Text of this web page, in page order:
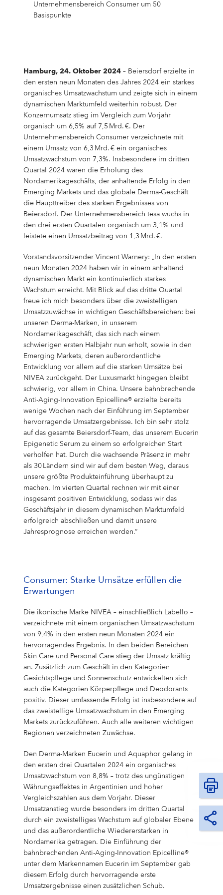
NIVEA Ball
Unternehmensbereich Consumer um 50
Basispunkte
Hamburg, 24. Oktober 2024– Beiersdorf erzielte in
den ersten neun Monaten des Jahres 2024 ein starkes
organisches Umsatzwachstum und zeigte sich in einem
dynamischen Marktumfeld weiterhin robust. Der
Konzernumsatz stieg im Vergleich zum Vorjahr
organisch um 6,5% auf 7,5 Mrd. €. Der
Unternehmensbereich Consumer verzeichnete mit
einem Umsatz von 6,3 Mrd. € ein organisches
Umsatzwachstum von 7,3%. Insbesondere im dritten
Quartal 2024 waren die Erholung des
Nordamerikageschäfts, der anhaltende Erfolg in den
Emerging Markets und das globale Derma-Geschäft
die Haupttreiber des starken Ergebnisses von
Beiersdorf. Der Unternehmensbereich tesa wuchs in
den drei ersten Quartalen organisch um 3,1% und
leistete einen Umsatzbeitrag von 1,3 Mrd. €.
Vorstandsvorsitzender Vincent Warnery: „In den ersten
neun Monaten 2024 haben wir in einem anhaltend
dynamischen Markt ein kontinuierlich starkes
Wachstum erreicht. Mit Blick auf das dritte Quartal
freue ich mich besonders über die zweistelligen
Umsatzzuwächse in wichtigen Geschäftsbereichen: bei
unseren Derma-Marken, in unserem
Nordamerikageschäft, das sich nach einem
schwierigen ersten Halbjahr nun erholt, sowie in den
Emerging Markets, deren außerordentliche
Entwicklung vor allem auf die starken Umsätze bei
NIVEA zurückgeht. Der Luxusmarkt hingegen bleibt
schwierig, vor allem in China. Unsere bahnbrechende
Anti-Aging-Innovation Epicelline® erzielte bereits
wenige Wochen nach der Einführung im September
hervorragende Umsatzergebnisse. Ich bin sehr stolz
auf das gesamte Beiersdorf-Team, das unserem Eucerin
Epigenetic Serum zu einem so erfolgreichen Start
verholfen hat. Durch die wachsende Präsenz in mehr
als 30 Ländern sind wir auf dem besten Weg, daraus
unsere größte Produkteinführung überhaupt zu
machen. Im vierten Quartal rechnen wir mit einer
insgesamt positiven Entwicklung, sodass wir das
Geschäftsjahr in diesem dynamischen Marktumfeld
erfolgreich abschließen und damit unsere
Jahresprognose erreichen werden.“
Consumer: Starke Umsätze erfüllen die
Erwartungen
Die ikonische Marke NIVEA – einschließlich Labello –
verzeichnete mit einem organischen Umsatzwachstum
von 9,4% in den ersten neun Monaten 2024 ein
hervorragendes Ergebnis. In den beiden Bereichen
Skin Care und Personal Care stieg der Umsatz kräftig
an. Zusätzlich zum Geschäft in den Kategorien
Gesichtspflege und Sonnenschutz entwickelten sich
auch die Kategorien Körperpflege und Deodorants
positiv. Dieser umfassende Erfolg ist insbesondere auf
das zweistellige Umsatzwachstum in den Emerging
Markets zurückzuführen. Auch alle weiteren wichtigen
Regionen verzeichneten Zuwächse.
Den Derma-Marken Eucerin und Aquaphor gelang in
den ersten drei Quartalen 2024 ein organisches
Umsatzwachstum von 8,8% – trotz des ungünstigen
Währungseffektes in Argentinien und hoher
Vergleichszahlen aus dem Vorjahr. Dieser
Umsatzanstieg wurde besonders im dritten Quartal
durch ein zweistelliges Wachstum auf globaler Ebene
und das außerordentliche Wiedererstarken in
Nordamerika getragen. Die Einführung der
bahnbrechenden Anti-Aging-Innovation Epicelline®
unter dem Markennamen Eucerin im September gab
diesem Erfolg durch hervorragende erste
Umsatzergebnisse einen zusätzlichen Schub.